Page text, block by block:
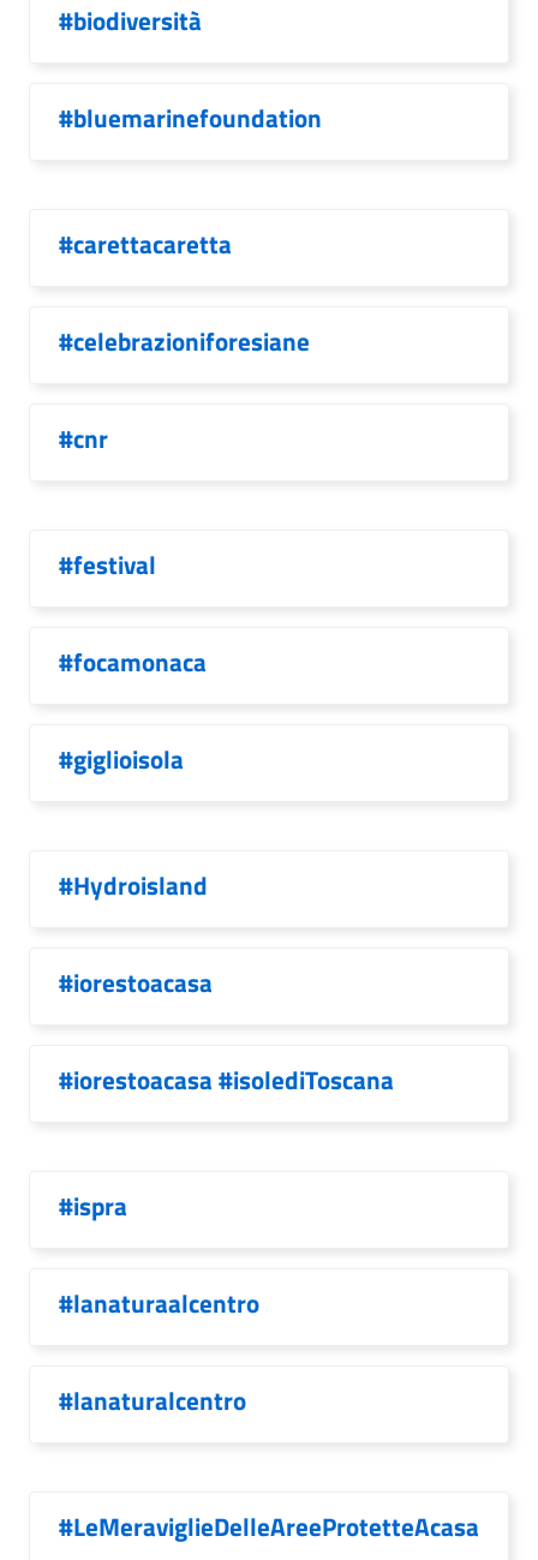
#biodiversità
#bluemarinefoundation
#carettacaretta
#celebrazioniforesiane
#cnr
#festival
#focamonaca
#giglioisola
#Hydroisland
#iorestoacasa
#iorestoacasa #isolediToscana
#ispra
#lanaturaalcentro
#lanaturalcentro
#LeMeraviglieDelleAreeProtetteAcasa